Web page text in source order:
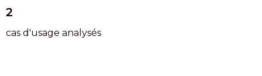
2
cas d'usage analysés